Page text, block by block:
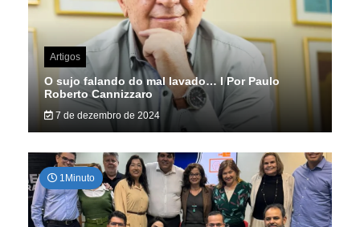
Artigos
O sujo falando do mal lavado… I Por Paulo
Roberto Cannizzaro
7 de dezembro de 2024
1Minuto